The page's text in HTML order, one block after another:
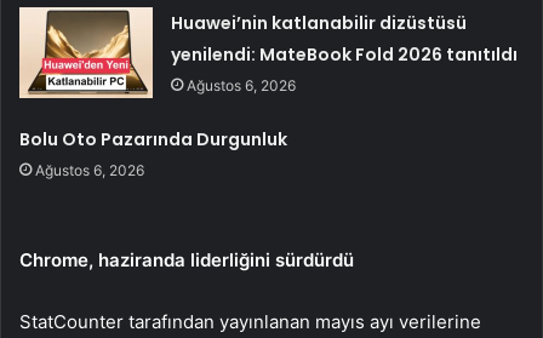
Huawei’nin katlanabilir dizüstüsü
yenilendi: MateBook Fold 2026 tanıtıldı
Ağustos 6, 2026
Bolu Oto Pazarında Durgunluk
Ağustos 6, 2026
Chrome, haziranda liderliğini sürdürdü
StatCounter tarafından yayınlanan mayıs ayı verilerine